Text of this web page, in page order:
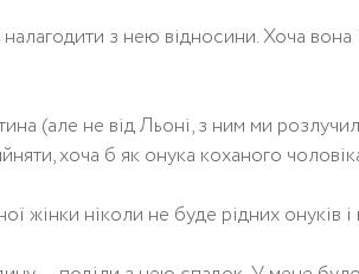
з нею відносини. Хоча вона
(але не від Льоні, з ним ми
хоча б як онука коханого
жінки ніколи не буде рідних онуків і